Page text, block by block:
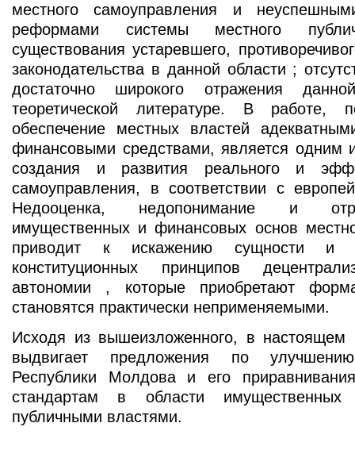
местного самоуправления и
реформами системы местного
существования устаревшего,
законодательства в данной области ;
достаточно широкого отражения
теоретической литературе. В работе,
обеспечение местных властей
финансовыми средствами, является одним
создания и развития реального и
самоуправления, в соответствии с
Недооценка, недопонимание и
имущественных и финансовых основ
приводит к искажению сущности и
конституционных принципов
автономии , которые приобретают
становятся практически неприменяемыми.
Исходя из вышеизложенного, в настоящем
выдвигает предложения по улучшению
Республики Молдова и его
стандартам в области
публичными властями.